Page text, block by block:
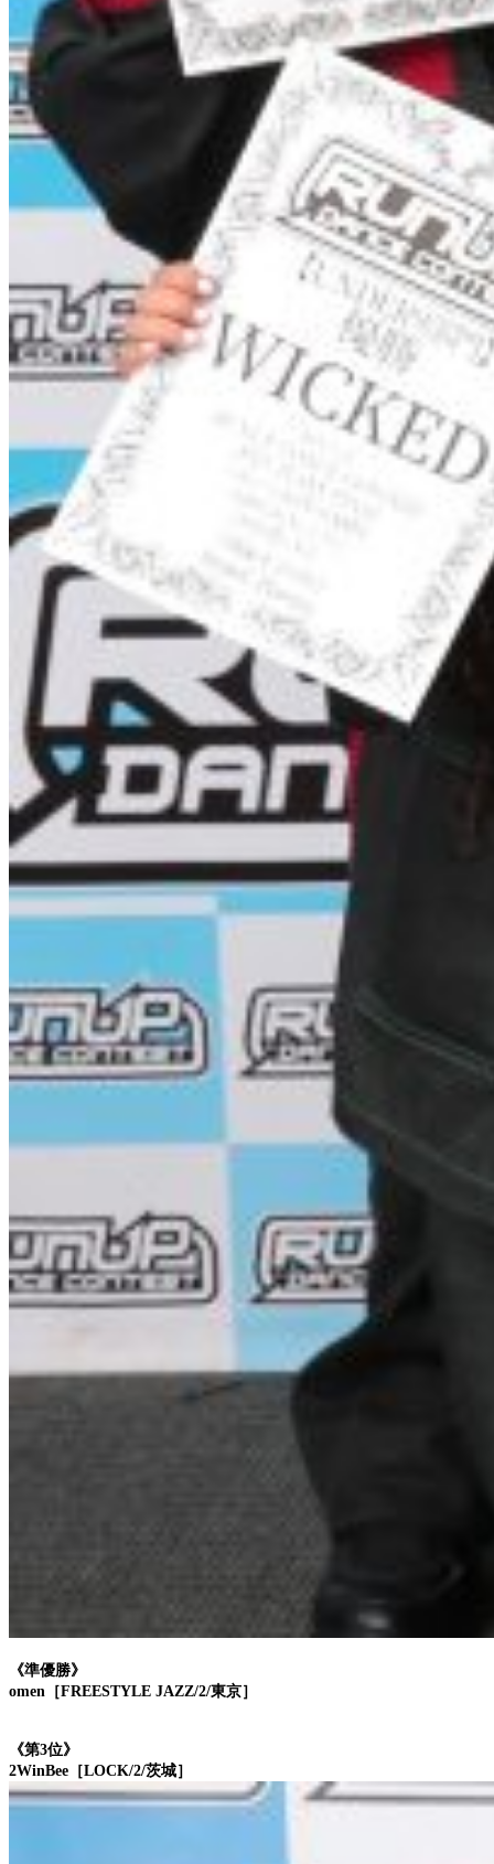
《準優勝》
omen［FREESTYLE JAZZ/2/東京］
《第3位》
2WinBee［LOCK/2/茨城］